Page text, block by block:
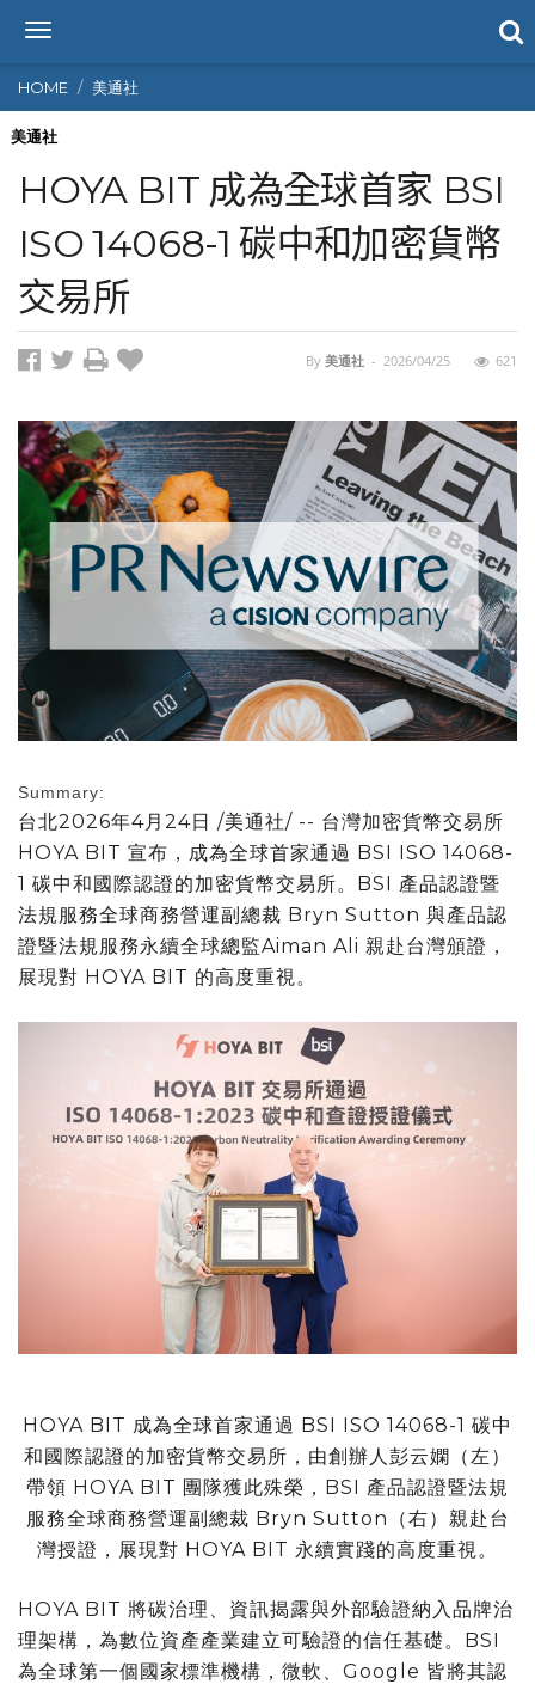
T
g
g
l
n
a
v
i
g
a
t
HOME 美通社
美通社
HOYA BIT 成為全球首家 BSI
ISO 14068-1 碳中和加密貨幣
交易所
By 美通社 - 2026/04/25 621
Summary:
台北2026年4月24日 /美通社/ -- 台灣加密貨幣交易所
HOYA BIT 宣布，成為全球首家通過 BSI ISO 14068-
1 碳中和國際認證的加密貨幣交易所。BSI 產品認證暨
法規服務全球商務營運副總裁 Bryn Sutton 與產品認
證暨法規服務永續全球總監Aiman Ali 親赴台灣頒證，
展現對 HOYA BIT 的高度重視。
HOYA BIT 成為全球首家通過 BSI ISO 14068-1 碳中
和國際認證的加密貨幣交易所，由創辦人彭云嫻（左）
帶領 HOYA BIT 團隊獲此殊榮，BSI 產品認證暨法規
服務全球商務營運副總裁 Bryn Sutton（右）親赴台
灣授證，展現對 HOYA BIT 永續實踐的高度重視。
HOYA BIT 將碳治理、資訊揭露與外部驗證納入品牌治
理架構，為數位資產產業建立可驗證的信任基礎。BSI
為全球第一個國家標準機構，微軟、Google 皆將其認